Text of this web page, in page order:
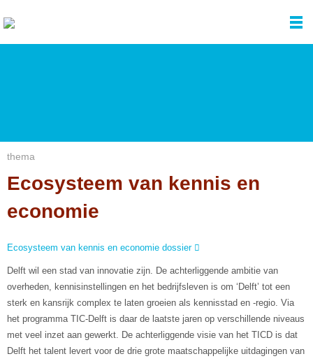
thema
Ecosysteem van kennis en
economie
Ecosysteem van kennis en economie dossier
Delft wil een stad van innovatie zijn. De achterliggende ambitie van
overheden, kennisinstellingen en het bedrijfsleven is om ‘Delft’ tot een
sterk en kansrijk complex te laten groeien als kennisstad en -regio. Via
het programma TIC-Delft is daar de laatste jaren op verschillende niveaus
met veel inzet aan gewerkt. De achterliggende visie van het TICD is dat
Delft het talent levert voor de drie grote maatschappelijke uitdagingen van